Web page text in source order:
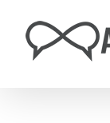
contenido